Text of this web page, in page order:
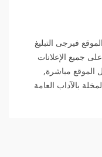
فيرجى التبليغ
جميع الإعلانات
الموقع مباشرة,
بالآداب العامة